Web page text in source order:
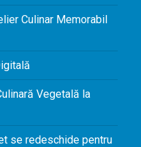
Culinar Memorabil
Vegetală la
se redeschide pentru